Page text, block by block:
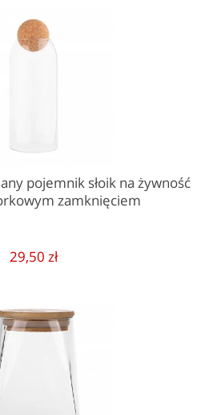
pojemnik słoik na żywność
zamknięciem
29,50 zł